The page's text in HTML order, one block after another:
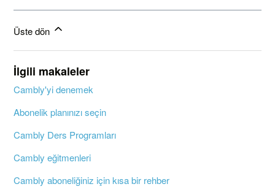
Üste dön
İlgili makaleler
Cambly'yi denemek
Abonelik planınızı seçin
Cambly Ders Programları
Cambly eğitmenleri
Cambly aboneliğiniz için kısa bir rehber